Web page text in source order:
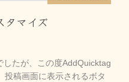
タマイズ
たが、この度AddQuicktag
投稿画面に表示されるボタ